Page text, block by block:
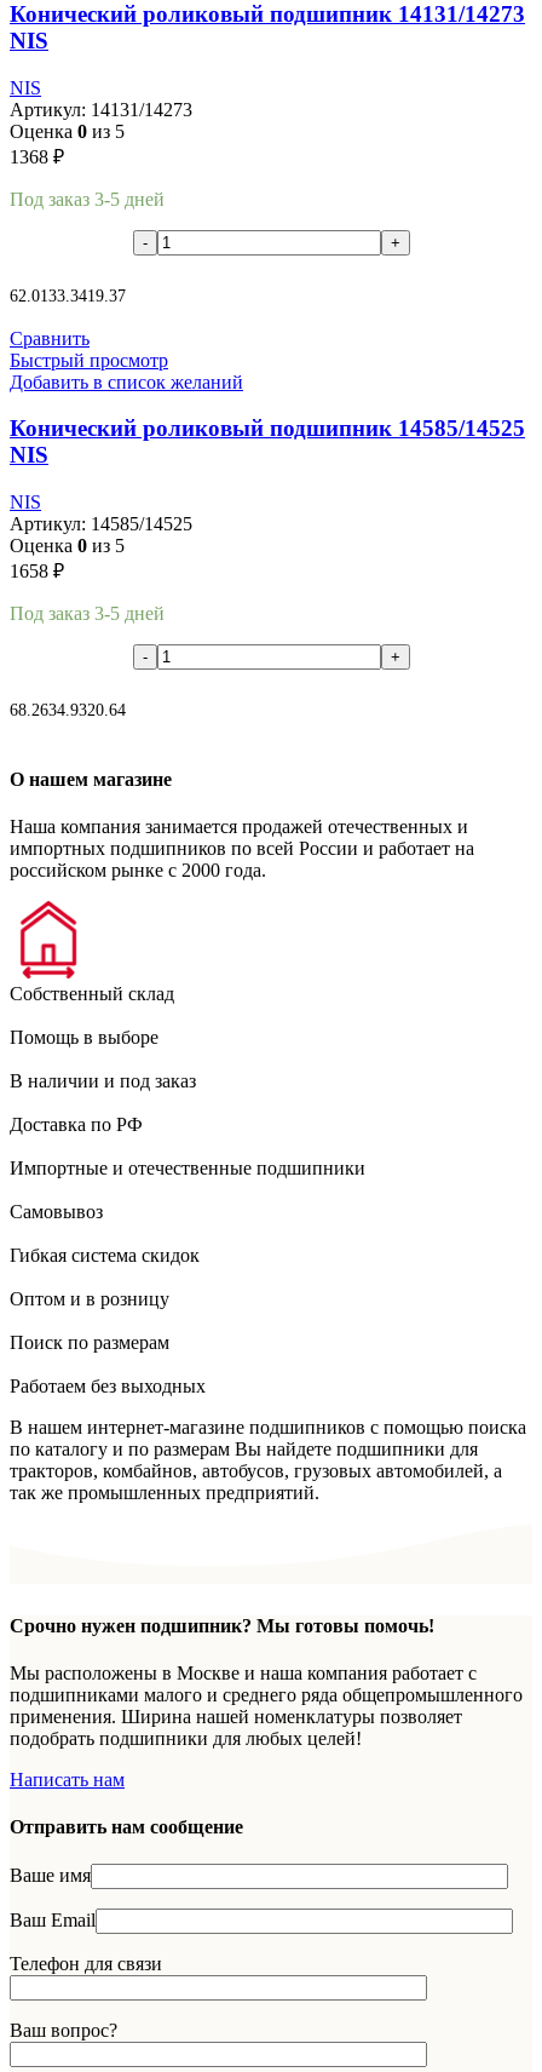
Конический роликовый подшипник 14131/14273
NIS
NIS
Артикул: 14131/14273
Оценка 0 из 5
1368 ₽
Под заказ 3-5 дней
62.0133.3419.37
Сравнить
Быстрый просмотр
Добавить в список желаний
Конический роликовый подшипник 14585/14525
NIS
NIS
Артикул: 14585/14525
Оценка 0 из 5
1658 ₽
Под заказ 3-5 дней
68.2634.9320.64
О нашем магазине
Наша компания занимается продажей отечественных и
импортных подшипников по всей России и работает на
российском рынке с 2000 года.
Собственный склад
Помощь в выборе
В наличии и под заказ
Доставка по РФ
Импортные и отечественные подшипники
Самовывоз
Гибкая система скидок
Оптом и в розницу
Поиск по размерам
Работаем без выходных
В нашем интернет-магазине подшипников с помощью поиска
по каталогу и по размерам Вы найдете подшипники для
тракторов, комбайнов, автобусов, грузовых автомобилей, а
так же промышленных предприятий.
Срочно нужен подшипник? Мы готовы помочь!
Мы расположены в Москве и наша компания работает с
подшипниками малого и среднего ряда общепромышленного
применения. Ширина нашей номенклатуры позволяет
подобрать подшипники для любых целей!
Написать нам
Отправить нам сообщение
Ваше имя
Ваш Email
Телефон для связи
Ваш вопрос?